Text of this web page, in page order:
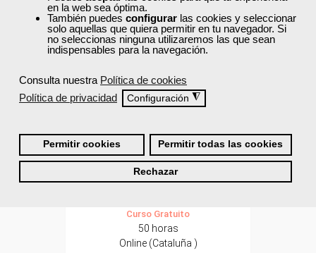
en la web sea óptima.
También puedes configurar las cookies y seleccionar
solo aquellas que quiera permitir en tu navegador. Si
no seleccionas ninguna utilizaremos las que sean
indispensables para la navegación.
Consulta nuestra Política de cookies
Política de privacidad
Configuración ◮
Permitir cookies Permitir todas las cookies
Rechazar
Gestión de las redes sociales
en la empresa
Curso Gratuito
50 horas
Online (Cataluña )